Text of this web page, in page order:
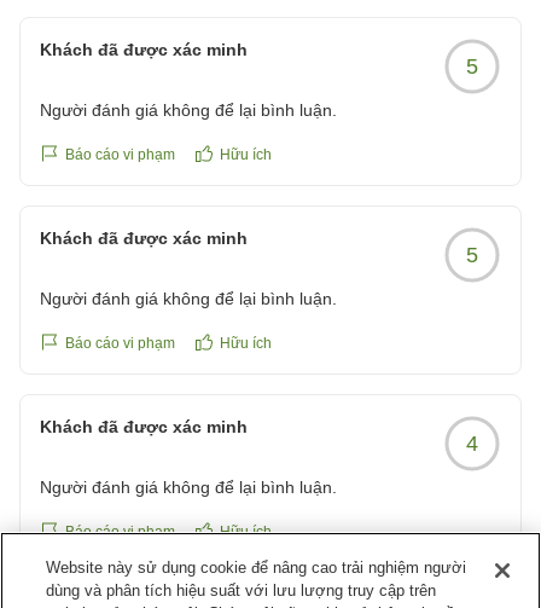
Khách đã được xác minh
5
Người đánh giá không để lại bình luận.
Báo cáo vi phạm Hữu ích
Khách đã được xác minh
5
Người đánh giá không để lại bình luận.
Báo cáo vi phạm Hữu ích
Khách đã được xác minh
4
Người đánh giá không để lại bình luận.
Báo cáo vi phạm Hữu ích
Website này sử dụng cookie để nâng cao trải nghiệm người
dùng và phân tích hiệu suất với lưu lượng truy cập trên